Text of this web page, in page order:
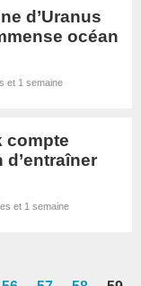
d’Uranus
océan
et 1 semaine
compte
et 1 semaine